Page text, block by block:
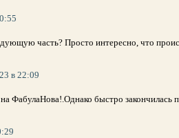
часть? Просто интересно, что
в 22:09
ФабулаНова!.Однако быстро закончилась